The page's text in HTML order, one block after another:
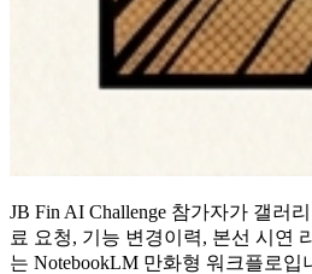
JB Fin AI Challenge 참가자가 갤러
료 요청, 기능 변경이력, 본선 시연
는 NotebookLM 만화형 워크플로입